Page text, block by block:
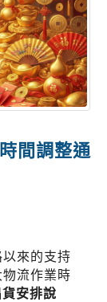
間調整通
來的支持
流作業時
安排說